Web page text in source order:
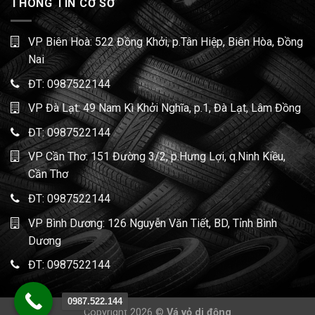
THÔNG TIN CƠ SỞ
VP Biên Hoà: 522 Đồng Khởi, p.Tân Hiệp, Biên Hòa, Đồng
Nai
ĐT: 0987522144
VP Đà Lạt: 49 Nam Kì Khởi Nghĩa, p.1, Đà Lạt, Lâm Đồng
ĐT:0987522144
VP Cần Thơ: 151 Đường 3/2, p.Hưng Lợi, q.Ninh Kiều,
Cần Thơ
ĐT: 0987522144
VP Bình Dương: 126 Nguyễn Văn Tiết, BD, Tỉnh Bình
Dương
ĐT: 0987522144
Copyright 2026 © Vá vỏ di động
0987.522.144